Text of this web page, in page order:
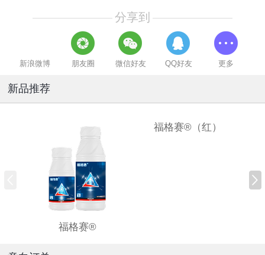
分享到
新浪微博 朋友圈 微信好友 QQ好友 更多
新品推荐
福格赛®
福格赛®（红）